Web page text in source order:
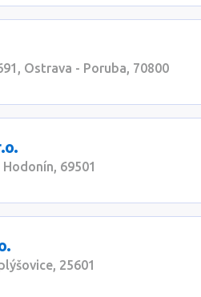
Ostrava - Poruba, 70800
69501
25601